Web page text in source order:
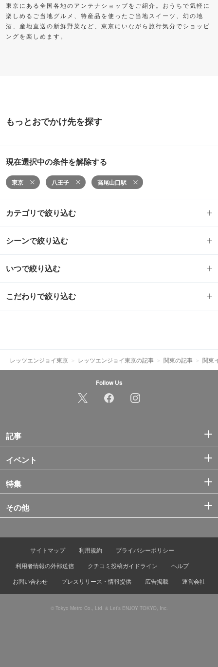
東京にある全国各地のアンテナショップをご紹介。おうちで気軽に
楽しめるご当地グルメ、特産品を使ったご当地スイーツ、幻の地
酒、産地直送の新鮮野菜など、東京にいながら旅行気分でショッピ
ングを楽しめます。
もっとおでかけ先を探す
現在選択中の条件を解除する
東京 八王子 高尾山口駅
カテゴリで絞り込む
シーンで絞り込む
いつで絞り込む
こだわりで絞り込む
レッツエンジョイ東京 レッツエンジョイ東京の記事 関東の記事 関東
Follow Us
記事
イベント
特集
その他
サイトマップ 利用規約
プライバシーポリシー
利用者情報の外部送信
クチコミ投稿ガイドライン
ヘルプ
お問い合わせ
プレスリリース・情報提供 広告掲載 運営会社
© Tokyo Metro Co., Ltd. & Let’s ENJOY TOKYO, Inc.